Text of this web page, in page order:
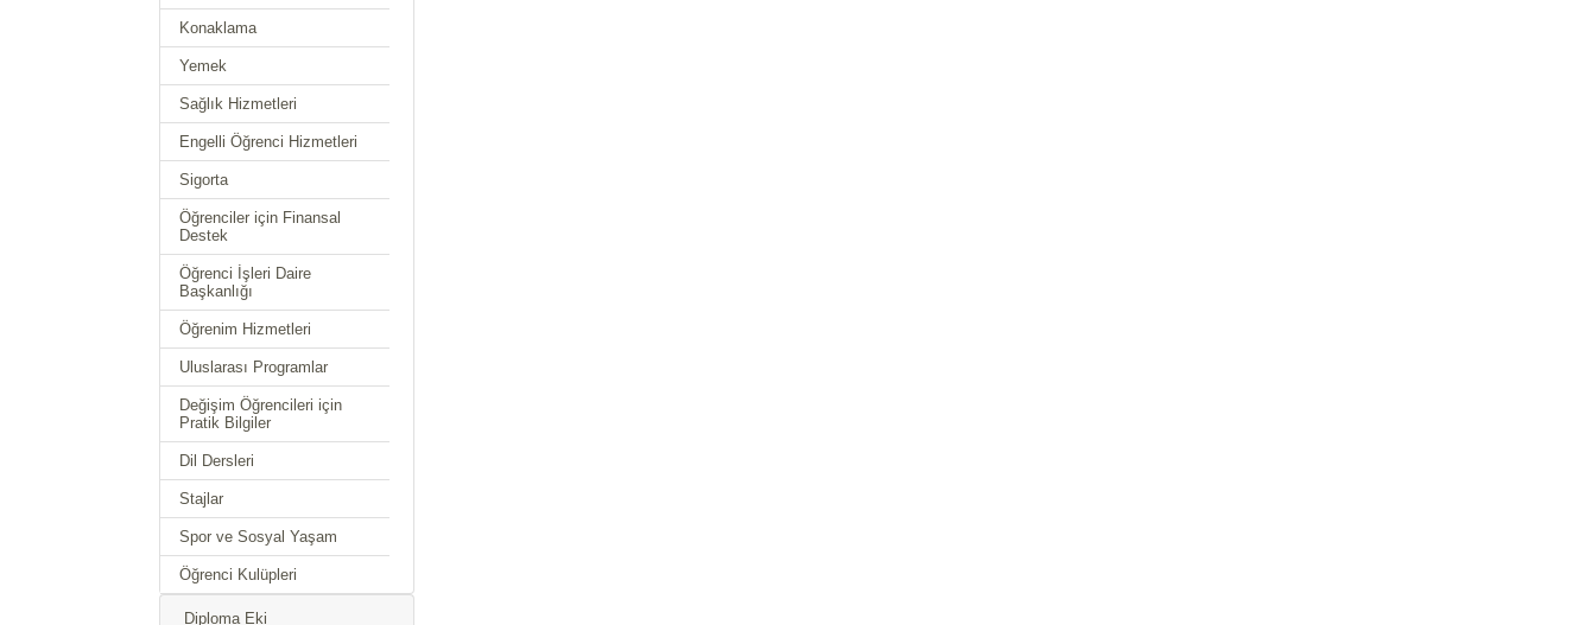
Konaklama
Yemek
Sağlık Hizmetleri
Engelli Öğrenci Hizmetleri
Sigorta
Öğrenciler için Finansal
Destek
Öğrenci İşleri Daire
Başkanlığı
Öğrenim Hizmetleri
Uluslarası Programlar
Değişim Öğrencileri için
Pratik Bilgiler
Dil Dersleri
Stajlar
Spor ve Sosyal Yaşam
Öğrenci Kulüpleri
Diploma Eki